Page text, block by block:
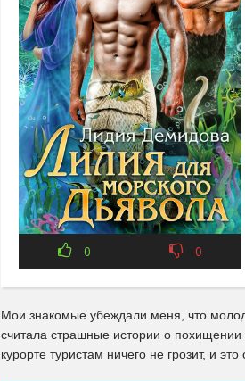
0 0
Мои знакомые убеждали меня, что
считала страшные истории о
курорте туристам ничего не грозит, и